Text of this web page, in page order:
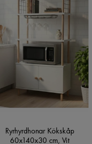
Ryrhyrdhonar Kökskåp
60x140x30 cm, Vit